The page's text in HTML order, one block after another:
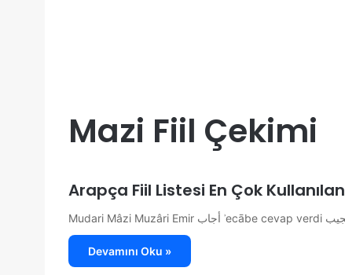
Mazi Fiil Çekimi
Arapça Fiil Listesi En Çok Kullanılan
Devamını Oku »